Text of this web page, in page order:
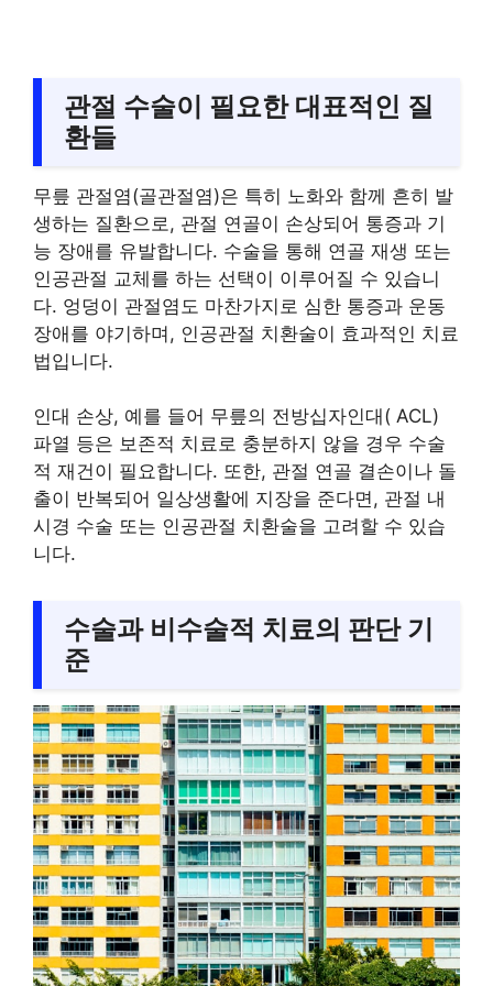
관절 수술이 필요한 대표적인 질
환들
무릎 관절염(골관절염)은 특히 노화와 함께 흔히 발
생하는 질환으로, 관절 연골이 손상되어 통증과 기
능 장애를 유발합니다. 수술을 통해 연골 재생 또는
인공관절 교체를 하는 선택이 이루어질 수 있습니
다. 엉덩이 관절염도 마찬가지로 심한 통증과 운동
장애를 야기하며, 인공관절 치환술이 효과적인 치료
법입니다.
인대 손상, 예를 들어 무릎의 전방십자인대( ACL)
파열 등은 보존적 치료로 충분하지 않을 경우 수술
적 재건이 필요합니다. 또한, 관절 연골 결손이나 돌
출이 반복되어 일상생활에 지장을 준다면, 관절 내
시경 수술 또는 인공관절 치환술을 고려할 수 있습
니다.
수술과 비수술적 치료의 판단 기
준